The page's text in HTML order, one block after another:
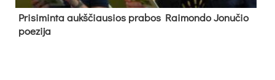
Pri­si­min­ta aukš­čiau­sios pra­bos Rai­mon­do Jo­nu­čio
poe­zi­ja